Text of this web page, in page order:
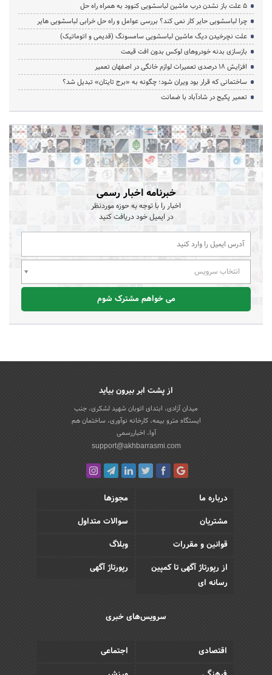
5 علت باز نشدن درب ماشین لباسشویی کنوود به همراه راه حل
چرا لباسشویی حایر کار نمی کند؟ بررسی عوامل و راه حل خرابی لباسشویی هایر
علت نچرخیدن دیگ ماشین لباسشویی سامسونگ (قدیمی و اتوماتیک)
بازسازی بدنه خودروهای لوکس بدون افت قیمت
افزایش ۱۸ درصدی تعمیرات لوازم خانگی در اصفهان تعمیر
ساختمانی که قرار بود ویران شود؛ چگونه به «برج تایتان» تبدیل شد؟
تعمیر پکیج در شادآباد با ضمانت
خبرنامه اخبار رسمی
اخبار را با توجه به حوزه موردنظر
در ایمیل خود دریافت کنید
انتخاب سرویس
می خواهم مشترک شوم
از پشت ابر بیرون بیاید
میدان آزادی، ابتدای اتوبان شهید لشکری، جنب
ایستگاه مترو بیمه، کارخانه نوآوری، ساختمان هم
آوا، اخباررسمی
support@akhbarrasmi.com
درباره ما
مجوزها
مشتریان
سوالات متداول
قوانین و مقررات
وبلاگ
از رپورتاژ آگهی تا کمپین
رسانه ای
رپورتاژ آگهی
سرویس‌های خبری
اقتصادی
اجتماعی